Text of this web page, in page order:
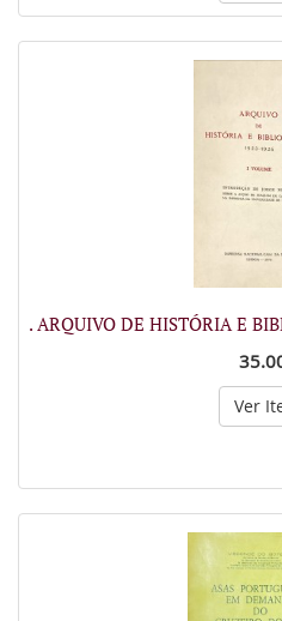
. ARQUIVO DE HISTÓRIA E
Ver